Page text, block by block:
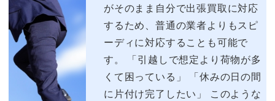
がそのまま自分で出張買取に対応
するため、普通の業者よりもスピ
ーディに対応することも可能で
す。 「引越しで想定より荷物が多
くて困っている」 「休みの日の間
に片付け完了したい」 このような